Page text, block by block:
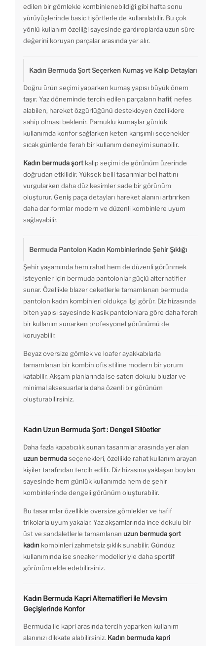
edilen bir gömlekle kombinlenebildiği gibi hafta sonu
yürüyüşlerinde basic tişörtlerle de kullanılabilir. Bu çok
yönlü kullanım özelliği sayesinde gardıroplarda uzun süre
değerini koruyan parçalar arasında yer alır.
Kadın Bermuda Şort Seçerken Kumaş ve Kalıp Detayları
Doğru ürün seçimi yaparken kumaş yapısı büyük önem
taşır. Yaz döneminde tercih edilen parçaların hafif, nefes
alabilen, hareket özgürlüğünü destekleyen özelliklere
sahip olması beklenir. Pamuklu kumaşlar günlük
kullanımda konfor sağlarken keten karışımlı seçenekler
sıcak günlerde ferah bir kullanım deneyimi sunabilir.
Kadın bermuda şort kalıp seçimi de görünüm üzerinde
doğrudan etkilidir. Yüksek belli tasarımlar bel hattını
vurgularken daha düz kesimler sade bir görünüm
oluşturur. Geniş paça detayları hareket alanını artırırken
daha dar formlar modern ve düzenli kombinlere uyum
sağlayabilir.
Bermuda Pantolon Kadın Kombinlerinde Şehir Şıklığı
Şehir yaşamında hem rahat hem de düzenli görünmek
isteyenler için bermuda pantolonlar güçlü alternatifler
sunar. Özellikle blazer ceketlerle tamamlanan bermuda
pantolon kadın kombinleri oldukça ilgi görür. Diz hizasında
biten yapısı sayesinde klasik pantolonlara göre daha ferah
bir kullanım sunarken profesyonel görünümü de
koruyabilir.
Beyaz oversize gömlek ve loafer ayakkabılarla
tamamlanan bir kombin ofis stiline modern bir yorum
katabilir. Akşam planlarında ise saten dokulu bluzlar ve
minimal aksesuarlarla daha özenli bir görünüm
oluşturabilirsiniz.
Kadın Uzun Bermuda Şort : Dengeli Silüetler
Daha fazla kapatıcılık sunan tasarımlar arasında yer alan
uzun bermudaseçenekleri, özellikle rahat kullanım arayan
kişiler tarafından tercih edilir. Diz hizasına yaklaşan boyları
sayesinde hem günlük kullanımda hem de şehir
kombinlerinde dengeli görünüm oluşturabilir.
Bu tasarımlar özellikle oversize gömlekler ve hafif
trikolarla uyum yakalar. Yaz akşamlarında ince dokulu bir
üst ve sandaletlerle tamamlanan uzun bermuda şort
kadın kombinleri zahmetsiz şıklık sunabilir. Gündüz
kullanımında ise sneaker modelleriyle daha sportif
görünüm elde edebilirsiniz.
Kadın Bermuda Kapri Alternatifleri ile Mevsim
Geçişlerinde Konfor
Bermuda ile kapri arasında tercih yaparken kullanım
alanınızı dikkate alabilirsiniz. Kadın bermuda kapri